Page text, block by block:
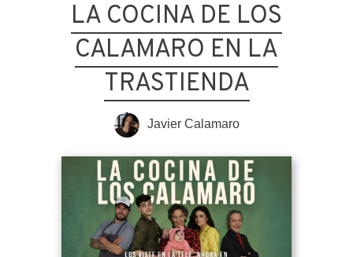
LA COCINA DE LOS
CALAMARO EN LA
TRASTIENDA
Javier Calamaro